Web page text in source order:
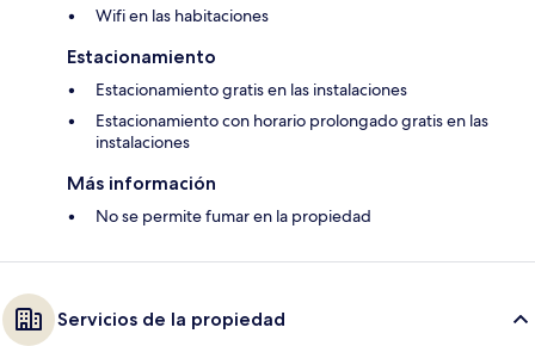
Wifi en las habitaciones
Estacionamiento
Estacionamiento gratis en las instalaciones
Estacionamiento con horario prolongado gratis en las
instalaciones
Más información
No se permite fumar en la propiedad
Servicios de la propiedad